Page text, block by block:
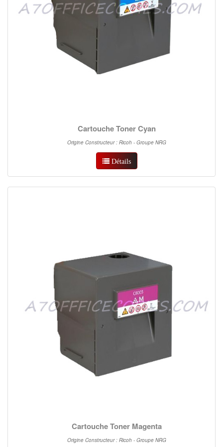
Cartouche Toner Cyan
Origine Constructeur : Ricoh - Groupe NRG
Détails
Cartouche Toner Magenta
Origine Constructeur : Ricoh - Groupe NRG